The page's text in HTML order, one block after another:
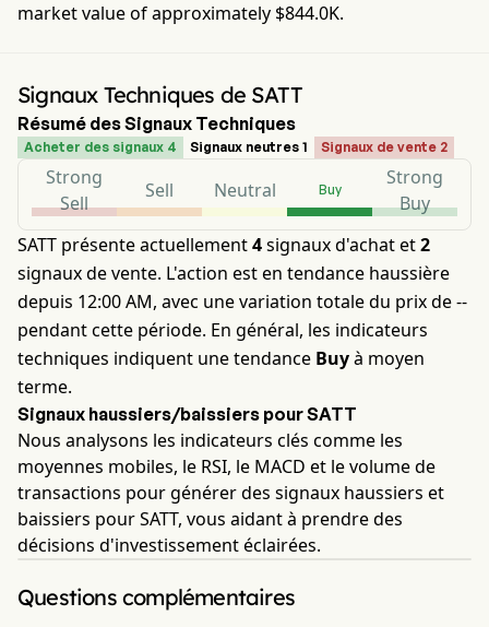
market value of approximately $844.0K.
Signaux Techniques de SATT
Résumé des Signaux Techniques
Acheter des signaux 4 Signaux neutres 1 Signaux de vente 2
Strong
Sell
Sell Neutral Buy
Strong
Buy
SATT présente actuellement4signaux d'achat et2
signaux de vente. L'action est en tendance haussière
depuis 12:00 AM, avec une variation totale du prix de --
pendant cette période. En général, les indicateurs
techniques indiquent une tendance Buyà moyen
terme.
Signaux haussiers/baissiers pour SATT
Nous analysons les indicateurs clés comme les
moyennes mobiles, le RSI, le MACD et le volume de
transactions pour générer des signaux haussiers et
baissiers pour SATT, vous aidant à prendre des
décisions d'investissement éclairées.
Questions complémentaires